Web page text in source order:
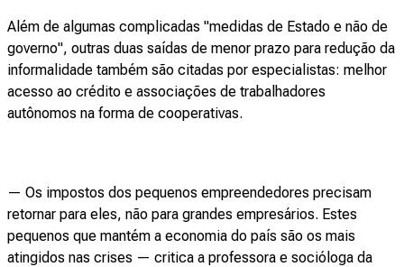
Além de algumas complicadas "medidas de Estado e não de
governo", outras duas saídas de menor prazo para redução da
informalidade também são citadas por especialistas: melhor
acesso ao crédito e associações de trabalhadores
autônomos na forma de cooperativas.
— Os impostos dos pequenos empreendedores precisam
retornar para eles, não para grandes empresários. Estes
pequenos que mantém a economia do país são os mais
atingidos nas crises — critica a professora e socióloga da